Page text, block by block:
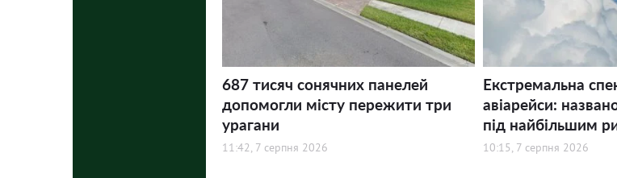
687 тисяч сонячних панелей
допомогли місту пережити три
урагани
11:42, 7 серпня 2026
Екстремальна
авіарейси:
під найбільшим
10:15, 7 серпня 2026